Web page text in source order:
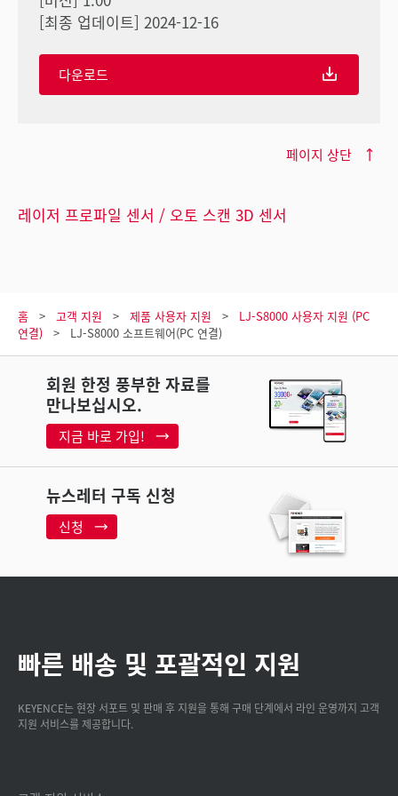
[최종 업데이트] 2024-12-16
다운로드
페이지 상단
레이저 프로파일 센서 / 오토 스캔 3D 센서
홈 고객 지원 제품 사용자 지원
LJ-S8000 사용자 지원 (PC
연결)
LJ-S8000 소프트웨어(PC 연결)
회원 한정 풍부한 자료를
만나보십시오.
지금 바로 가입!
뉴스레터 구독 신청
신청
빠른 배송 및 포괄적인 지원
KEYENCE는 현장 서포트 및 판매 후 지원을 통해 구매 단계에서 라인 운영까지 고객
지원 서비스를 제공합니다.